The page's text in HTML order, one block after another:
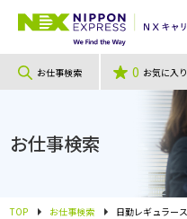
お仕事検索 0 お気に入り
お仕事検索
TOP お仕事検索